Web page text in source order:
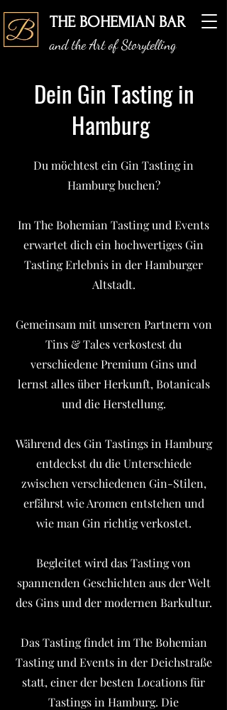
THE BOHEMIAN BAR
and the Art of Storytelling
Dein Gin Tasting in
Hamburg
Du möchtest ein Gin Tasting in
Hamburg buchen?
Im The Bohemian Tasting und Events
erwartet dich ein hochwertiges Gin
Tasting Erlebnis in der Hamburger
Altstadt.
Gemeinsam mit unseren Partnern von
Tins & Tales verkostest du
verschiedene Premium Gins und
lernst alles über Herkunft, Botanicals
und die Herstellung.
Während des Gin Tastings in Hamburg
entdeckst du die Unterschiede
zwischen verschiedenen Gin-Stilen,
erfährst wie Aromen entstehen und
wie man Gin richtig verkostet.
Begleitet wird das Tasting von
spannenden Geschichten aus der Welt
des Gins und der modernen Barkultur.
Das Tasting findet im The Bohemian
Tasting und Events in der Deichstraße
statt, einer der besten Locations für
Tastings in Hamburg. Die